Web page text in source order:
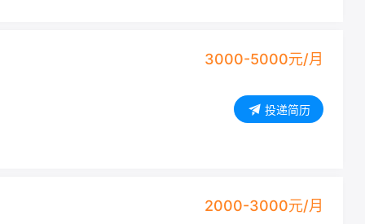
3000-5000元/月
投递简历
2000-3000元/月